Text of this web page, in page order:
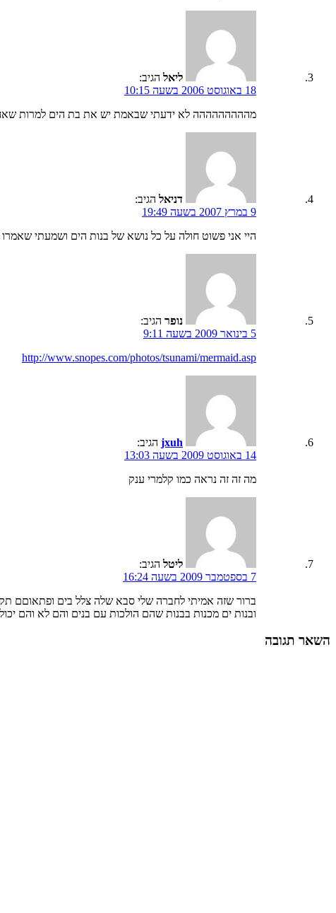
ליאל הגיב:
18 באוגוסט 2006 בשעה 10:15
מההההההההה לא ידעתי שבאמת יש את בת הים למרות
דניאל הגיב:
9 במרץ 2007 בשעה 19:49
היי אני פשוט חולה על כל נושא של בנות הים ושמעתי
נופר הגיב:
5 בינואר 2009 בשעה 9:11
http://www.snopes.com/photos/tsunami/mermaid.asp
jxuh הגיב:
14 באוגוסט 2009 בשעה 13:03
מה זה זה נראה כמו קלמרי ענק
ליטל הגיב:
7 בספטמבר 2009 בשעה 16:24
ברור שזה אמיתי לחברה שלי סבא שלה צלל בים ופתאוםם
ובנות ים מכנות בבנות שהם הולכות עם בנים והם לא והם
השאר תגובה